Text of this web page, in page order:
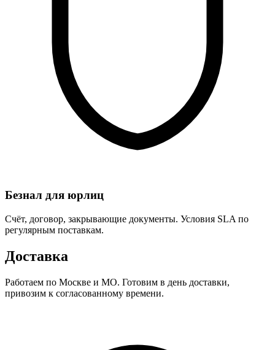
Безнал для юрлиц
Счёт, договор, закрывающие документы. Условия SLA по
регулярным поставкам.
Доставка
Работаем по Москве и МО. Готовим в день доставки,
привозим к согласованному времени.